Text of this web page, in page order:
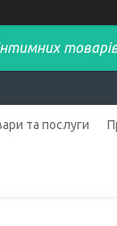
та послуги